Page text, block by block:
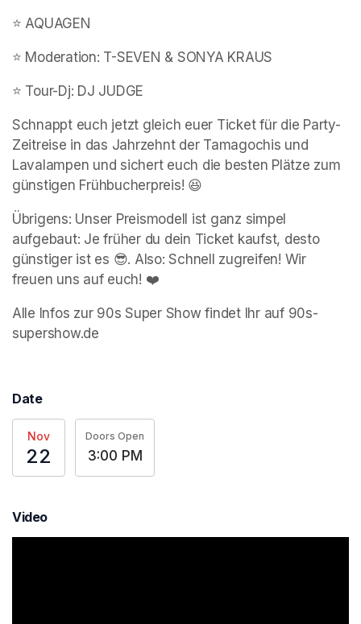
⭐️ AQUAGEN
⭐️ Moderation: T-SEVEN & SONYA KRAUS
⭐️ Tour-Dj: DJ JUDGE
Schnappt euch jetzt gleich euer Ticket für die Party-
Zeitreise in das Jahrzehnt der Tamagochis und
Lavalampen und sichert euch die besten Plätze zum
günstigen Frühbucherpreis! 😆
Übrigens: Unser Preismodell ist ganz simpel
aufgebaut: Je früher du dein Ticket kaufst, desto
günstiger ist es 😎. Also: Schnell zugreifen! Wir
freuen uns auf euch! ❤️
Alle Infos zur 90s Super Show findet Ihr auf 90s-
supershow.de
Date
Nov
22
Doors Open
3:00 PM
Video